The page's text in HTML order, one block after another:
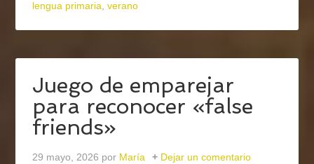
lengua primaria,verano
Juego de emparejar
para reconocer «false
friends»
29 mayo, 2026 por María Dejar un comentario